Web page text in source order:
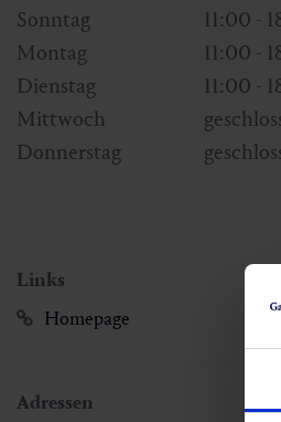
Sonntag
11:00 -
Montag
11:00 -
Dienstag
11:00 -
Mittwoch
Donnerstag
Links
Homepage
Adressen